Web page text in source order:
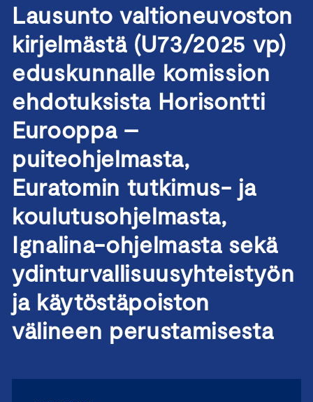
Lausunto valtioneuvoston
kirjelmästä (U73/2025 vp)
eduskunnalle komission
ehdotuksista Horisontti
Eurooppa –
puiteohjelmasta,
Euratomin tutkimus- ja
koulutusohjelmasta,
Ignalina-ohjelmasta sekä
ydinturvallisuusyhteistyön
ja käytöstäpoiston
välineen perustamisesta